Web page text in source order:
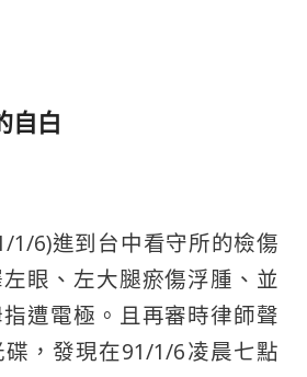
自白
1/6)進到台中看守所的檢傷
眼、左大腿瘀傷浮腫、並
遭電極。且再審時律師聲
，發現在91/1/6凌晨七點